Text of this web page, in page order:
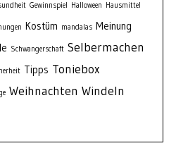
Gewinnspiel Halloween Hausmittel
Kostüm mandalas Meinung
Schwangerschaft Selbermachen
Tipps Toniebox
Weihnachten Windeln